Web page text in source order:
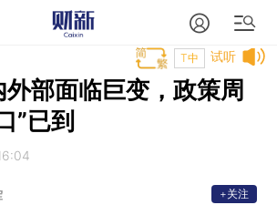
试听
T中
部面临巨变，政策周
”已到
+关注